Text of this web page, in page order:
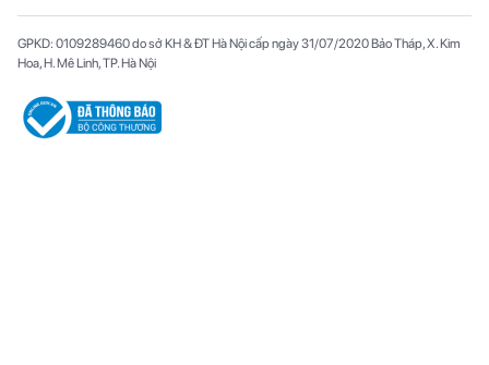
GPKD: 0109289460 do sở KH & ĐT Hà Nội cấp ngày 31/07/2020 Bảo Tháp, X. Kim
Hoa, H. Mê Linh, TP. Hà Nội